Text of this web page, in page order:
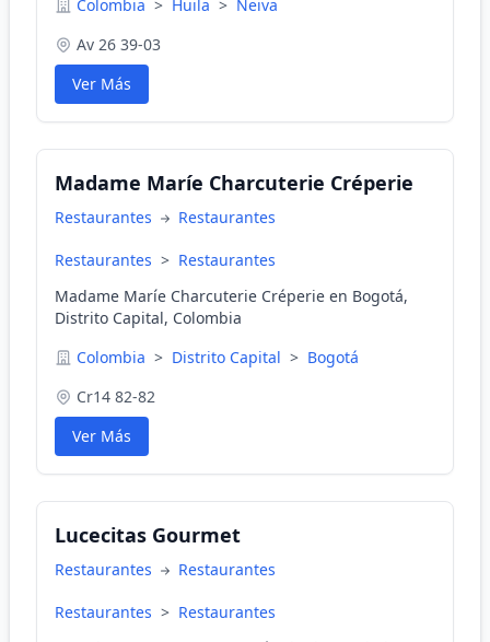
Colombia > Huila > Neiva
Av 26 39-03
Ver Más
Madame Maríe Charcuterie Créperie
Restaurantes Restaurantes
Restaurantes > Restaurantes
Madame Maríe Charcuterie Créperie en Bogotá,
Distrito Capital, Colombia
Colombia > Distrito Capital > Bogotá
Cr14 82-82
Ver Más
Lucecitas Gourmet
Restaurantes Restaurantes
Restaurantes > Restaurantes